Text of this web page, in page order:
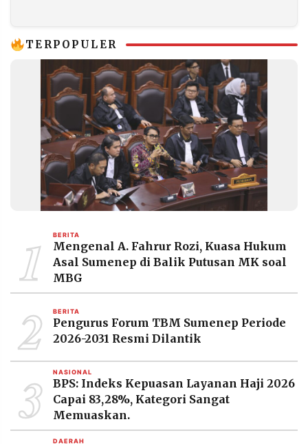
TERPOPULER
1 BERITA
Mengenal A. Fahrur Rozi, Kuasa Hukum
Asal Sumenep di Balik Putusan MK soal
MBG
2 BERITA
Pengurus Forum TBM Sumenep Periode
2026-2031 Resmi Dilantik
3 NASIONAL
BPS: Indeks Kepuasan Layanan Haji 2026
Capai 83,28%, Kategori Sangat
Memuaskan.
DAERAH